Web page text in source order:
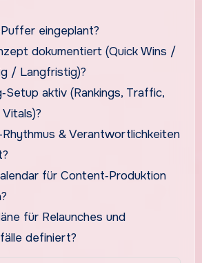
eingeplant?
dokumentiert (Quick Wins /
/ Langfristig)?
aktiv (Rankings, Traffic,
& Verantwortlichkeiten
für Content‑Produktion
für Relaunches und
definiert?